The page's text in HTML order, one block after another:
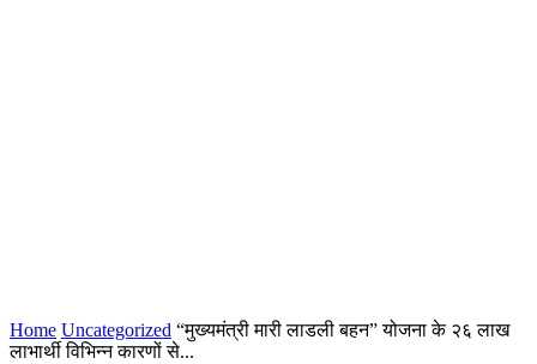
Home Uncategorized “मुख्यमंत्री मारी लाडली बहन” योजना के २६ लाख
लाभार्थी विभिन्न कारणों से...